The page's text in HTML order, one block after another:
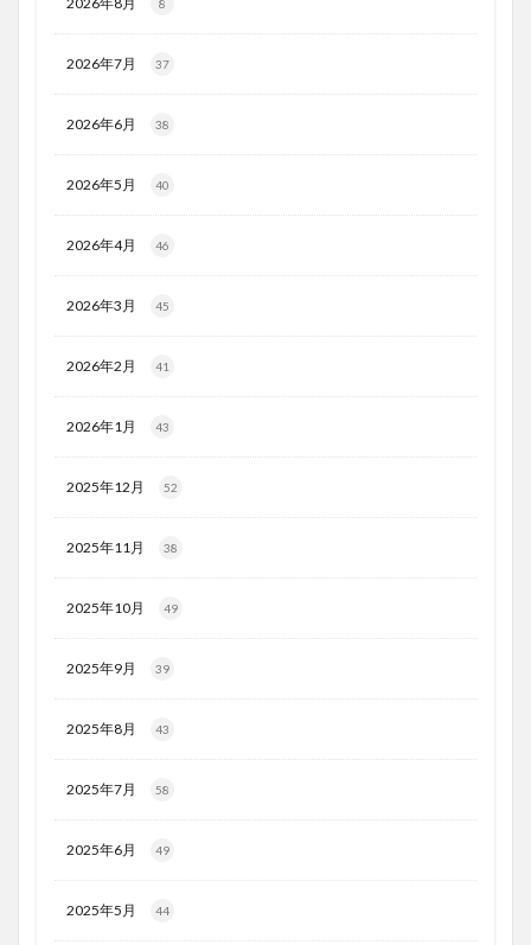
8
2026年7月 37
2026年6月 38
2026年5月 40
2026年4月 46
2026年3月 45
2026年2月 41
2026年1月 43
2025年12月 52
2025年11月 38
2025年10月 49
2025年9月 39
2025年8月 43
2025年7月 58
2025年6月 49
2025年5月 44